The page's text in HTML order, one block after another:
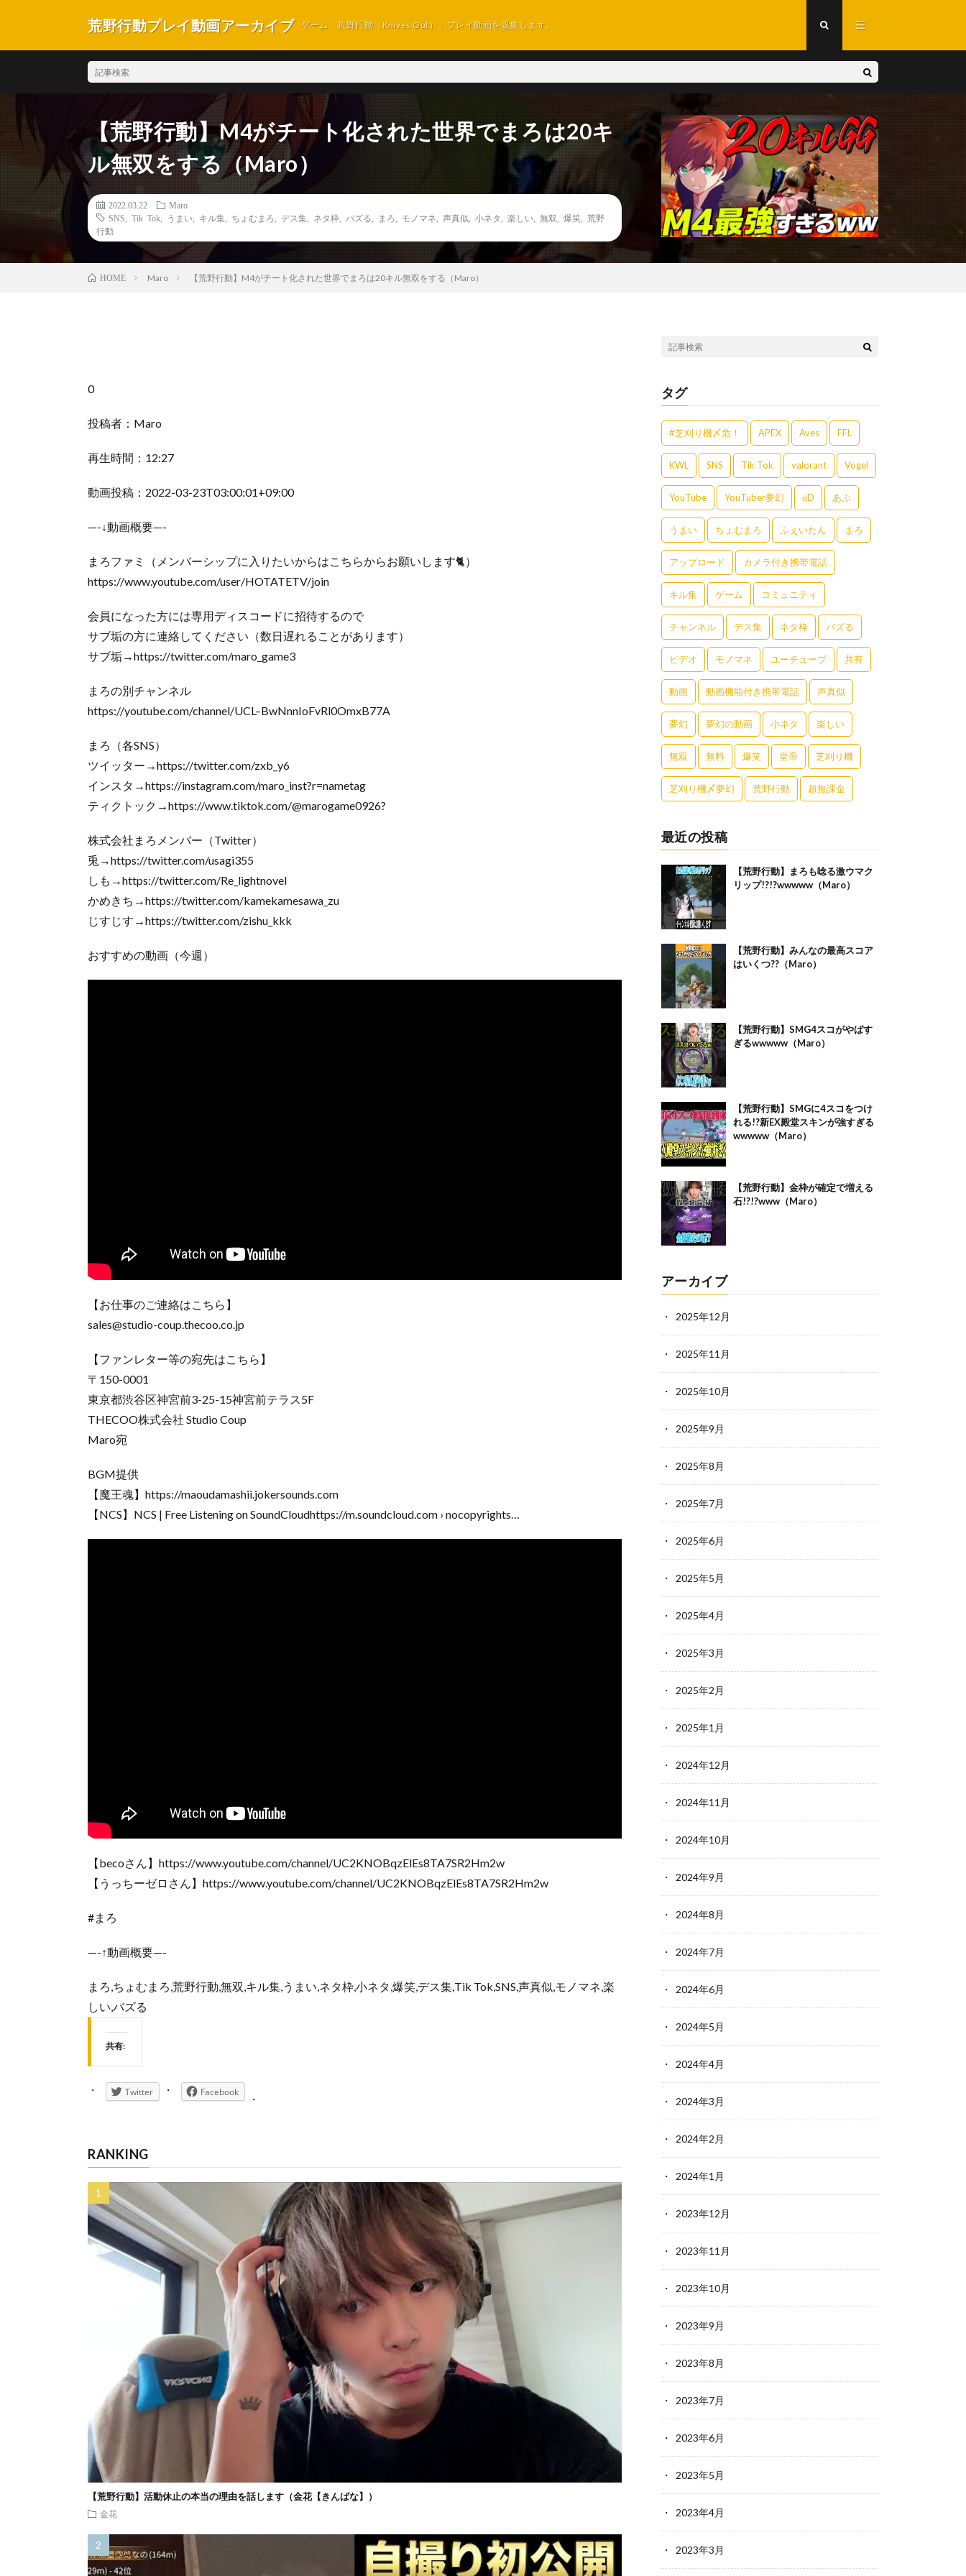
荒野行動プレイ動画アーカイブ ゲーム「荒野行動（Knives Out）」プレイ動画を収集します。
【荒野行動】M4がチート化された世界でまろは20キ
ル無双をする（Maro）
2022.03.22
Maro
SNS
Tik Tok うまい キル集 ちょむまろ デス集 ネタ枠 バズる まろ モノマネ 声真似 小ネタ 楽しい 無双 爆笑
荒野
行動
HOME Maro 【荒野行動】M4がチート化された世界でまろは20キル無双をする（Maro）
0
投稿者：Maro
再生時間：12:27
動画投稿：2022-03-23T03:00:01+09:00
—-↓動画概要—-
まろファミ（メンバーシップに入りたいからはこちらからお願いします🐈）
https://www.youtube.com/user/HOTATETV/join
会員になった方には専用ディスコードに招待するので
サブ垢の方に連絡してください（数日遅れることがあります）
サブ垢→https://twitter.com/maro_game3
まろの別チャンネル
https://youtube.com/channel/UCL–BwNnnIoFvRl0OmxB77A
まろ（各SNS）
ツイッター→https://twitter.com/zxb_y6
インスタ→https://instagram.com/maro_inst?r=nametag
ティクトック→https://www.tiktok.com/@marogame0926?
株式会社まろメンバー（Twitter）
兎→https://twitter.com/usagi355
しも→https://twitter.com/Re_lightnovel
かめきち→https://twitter.com/kamekamesawa_zu
じすじす→https://twitter.com/zishu_kkk
おすすめの動画（今週）
【お仕事のご連絡はこちら】
sales@studio-coup.thecoo.co.jp
【ファンレター等の宛先はこちら】
〒150-0001
東京都渋谷区神宮前3-25-15神宮前テラス5F
THECOO株式会社 Studio Coup
Maro宛
BGM提供
【魔王魂】https://maoudamashii.jokersounds.com
【NCS】NCS | Free Listening on SoundCloudhttps://m.soundcloud.com › nocopyrights…
【becoさん】https://www.youtube.com/channel/UC2KNOBqzElEs8TA7SR2Hm2w
【うっちーゼロさん】https://www.youtube.com/channel/UC2KNOBqzElEs8TA7SR2Hm2w
#まろ
—-↑動画概要—-
まろ,ちょむまろ,荒野行動,無双,キル集,うまい,ネタ枠,小ネタ,爆笑,デス集,Tik Tok,SNS,声真似,モノマネ,楽
しい,バズる
共有:
Twitter Facebook
RANKING
【荒野行動】活動休止の本当の理由を話します（金花【きんばな】）
金花
タグ
#芝刈り機〆危！ APEX Aves FFL
KWL SNS Tik Tok valorant Vogel
YouTube YouTuber夢幻 αD あぶ
うまい ちょむまろ ふぇいたん まろ
アップロード カメラ付き携帯電話
キル集 ゲーム コミュニティ
チャンネル デス集 ネタ枠 バズる
ビデオ モノマネ ユーチューブ 共有
動画 動画機能付き携帯電話 声真似
夢幻 夢幻の動画 小ネタ 楽しい
無双 無料 爆笑 皇帝 芝刈り機
芝刈り機〆夢幻 荒野行動 超無課金
最近の投稿
【荒野行動】まろも唸る激ウマク
リップ!?!?wwwww（Maro）
【荒野行動】みんなの最高スコア
はいくつ??（Maro）
【荒野行動】SMG4スコがやばす
ぎるwwwww（Maro）
【荒野行動】SMGに4スコをつけ
れる!?新EX殿堂スキンが強すぎる
wwwww（Maro）
【荒野行動】金枠が確定で増える
石!?!?www（Maro）
アーカイブ
2025年12月
2025年11月
2025年10月
2025年9月
2025年8月
2025年7月
2025年6月
2025年5月
2025年4月
2025年3月
2025年2月
2025年1月
2024年12月
2024年11月
2024年10月
2024年9月
2024年8月
2024年7月
2024年6月
2024年5月
2024年4月
2024年3月
2024年2月
2024年1月
2023年12月
2023年11月
2023年10月
2023年9月
2023年8月
2023年7月
2023年6月
2023年5月
2023年4月
2023年3月